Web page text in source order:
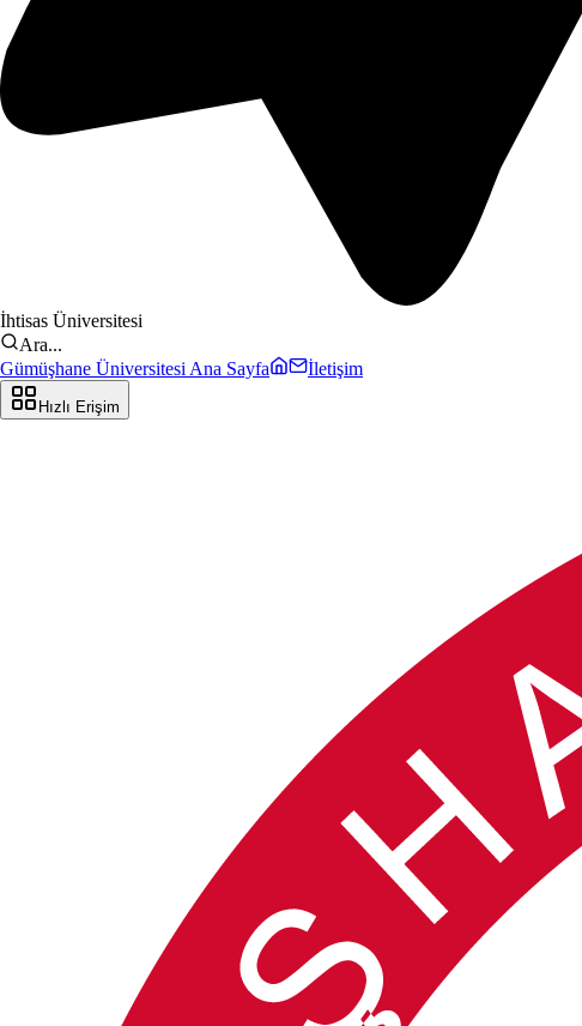
İhtisas Üniversitesi
Ara...
Gümüşhane Üniversitesi Ana Sayfa
İletişim
Hızlı Erişim